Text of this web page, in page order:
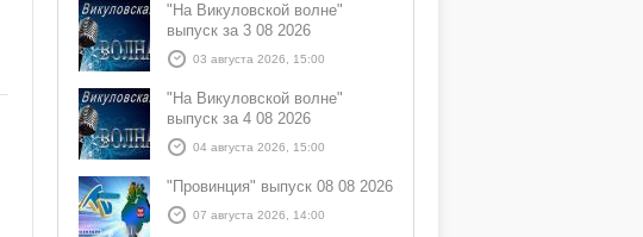
"На Викуловской волне"
выпуск за 3 08 2026
03 августа 2026, 15:00
"На Викуловской волне"
выпуск за 4 08 2026
04 августа 2026, 15:00
"Провинция" выпуск 08 08 2026
07 августа 2026, 14:00